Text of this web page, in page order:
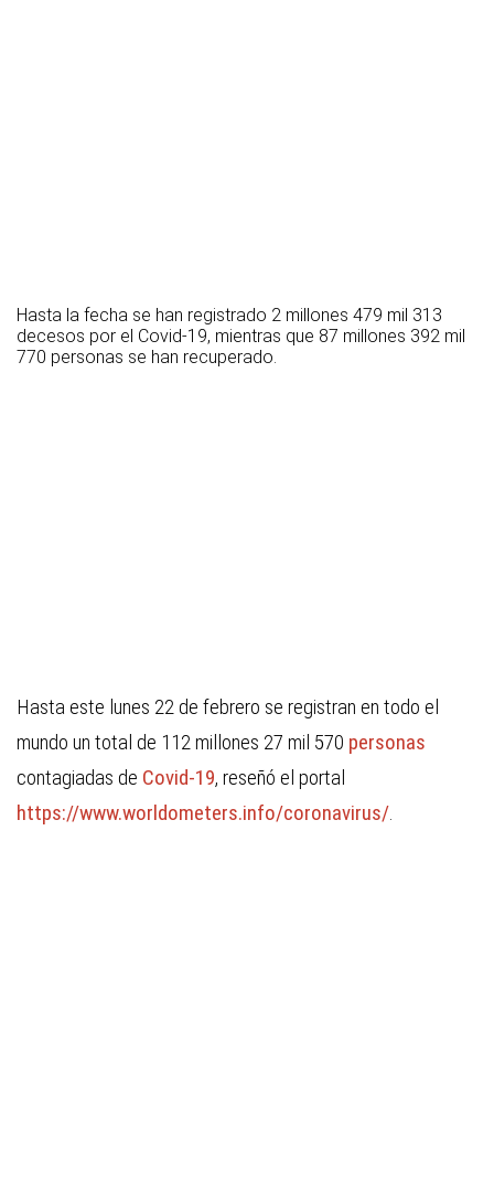
Hasta la fecha se han registrado 2 millones 479 mil 313
decesos por el Covid-19, mientras que 87 millones 392 mil
770 personas se han recuperado.
Hasta este lunes 22 de febrero se registran en todo el
mundo un total de 112 millones 27 mil 570 personas
contagiadas de Covid-19, reseñó el portal
https://www.worldometers.info/coronavirus/.